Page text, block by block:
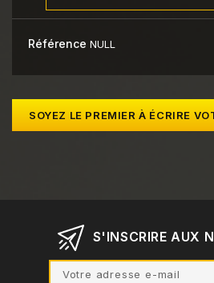
Référence NULL
SOYEZ LE PREMIER À ÉCRIRE
S'INSCRIRE AUX